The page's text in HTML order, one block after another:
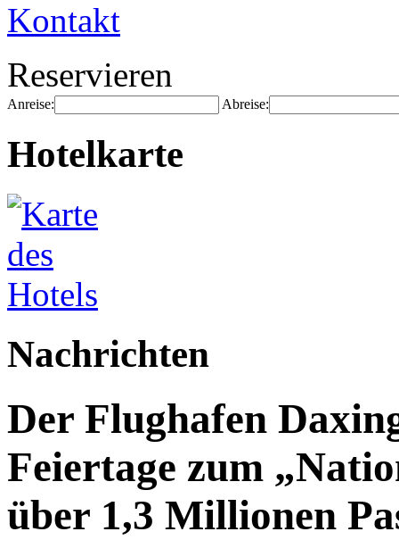
Kontakt
Reservieren
Anreise: Abreise:
Hotelkarte
Nachrichten
Der Flughafen
Feiertage zum
über 1,3 Millionen